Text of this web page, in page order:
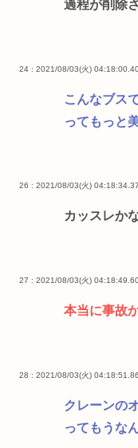
過程が削除
24 : 2021/08/03(火)
こんなブス
ってもっと
26 : 2021/08/03(火) 04:18:34.37
カッスレか
27 : 2021/08/03(火)
本当に事故
28 : 2021/08/03(火) 04:18:51.86
クレーンの
ってもうな